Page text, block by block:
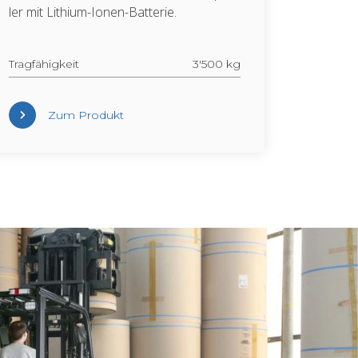
ler mit Li­thi­um-Ionen-Bat­te­rie.
Trag­fä­hig­keit 3'500 kg
Zum Pro­dukt